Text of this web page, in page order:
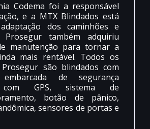
Codema foi a responsável
e a MTX Blindados está
dos caminhões e
Prosegur também adquiriu
manutenção para tornar a
mais rentável. Todos os
são blindados com
de segurança
com GPS, sistema de
botão de pânico,
sensores de portas e